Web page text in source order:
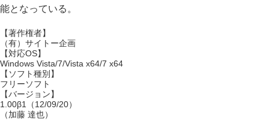
能となっている。
【著作権者】
（有）サイトー企画
【対応OS】
Windows Vista/7/Vista x64/7 x64
【ソフト種別】
フリーソフト
【バージョン】
1.00β1（12/09/20）
（加藤 達也）